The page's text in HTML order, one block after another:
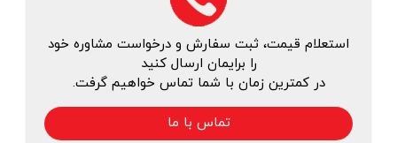
استعلام قیمت، ثبت سفارش و درخواست مشاوره خود
را برایمان ارسال کنید
در کمترین زمان با شما تماس خواهیم گرفت.
تماس با ما